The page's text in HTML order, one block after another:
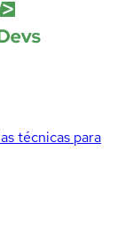
técnicas para